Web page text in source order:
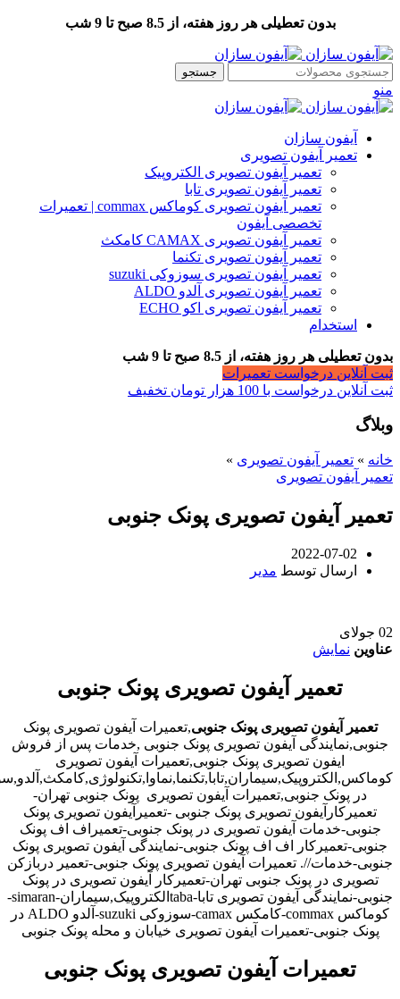
بدون تعطیلی هر روز هفته، از 8.5 صبح تا 9 شب
جستجو
منو
آیفون سازان
تعمیر آیفون تصویری
تعمیر آیفون تصویری الکتروپیک
تعمیر آیفون تصویری تابا
تعمیر آیفون تصویری کوماکس commax | تعمیرات
تخصصی آیفون
تعمیر آیفون تصویری CAMAX کامکث
تعمیر آیفون تصویری تکنما
تعمیر آیفون تصویری سوزوکی suzuki
تعمیر آیفون تصویری آلدو ALDO
تعمیر آیفون تصویری اکو ECHO
استخدام
بدون تعطیلی هر روز هفته، از 8.5 صبح تا 9 شب
ثبت آنلاین درخواست تعمیرات
ثبت آنلاین درخواست با 100 هزار تومان تخفیف
وبلاگ
خانه » تعمیر آیفون تصویری »
تعمیر آیفون تصویری
تعمیر آیفون تصویری پونک جنوبی
2022-07-02
ارسال توسط مدیر
02 جولای
عناوین نمایش
تعمیر آیفون تصویری پونک جنوبی
تعمیر آیفون تصویری پونک جنوبی,تعمیرات آیفون تصویری پونک
جنوبی,نمایندگی آیفون تصویری پونک جنوبی ,خدمات پس از فروش
ایفون تصویری پونک جنوبی,تعمیرات آیفون تصویری
در پونک جنوبی,تعمیرات آیفون تصویری پونک جنوبی تهران-
تعمیرکارآیفون تصویری پونک جنوبی -تعمیرآیفون تصویری پونک
جنوبی-خدمات آیفون تصویری در پونک جنوبی-تعمیراف اف پونک
جنوبی-تعمیرکار اف اف پونک جنوبی-نمایندگی آیفون تصویری پونک
جنوبی-خدمات//. تعمیرات آیفون تصویری پونک جنوبی-تعمیر دربازکن
تصویری در پونک جنوبی تهران-تعمیرکار آیفون تصویری در پونک
جنوبی-نمایندگی آیفون تصویری تابا-tabaالکتروپیک,سیماران-simaran-
کوماکس commax-کامکس camax-سوزوکی suzuki-آلدو ALDO در
پونک جنوبی-تعمیرات آیفون تصویری خیابان و محله پونک جنوبی
تعمیرات آیفون تصویری پونک جنوبی